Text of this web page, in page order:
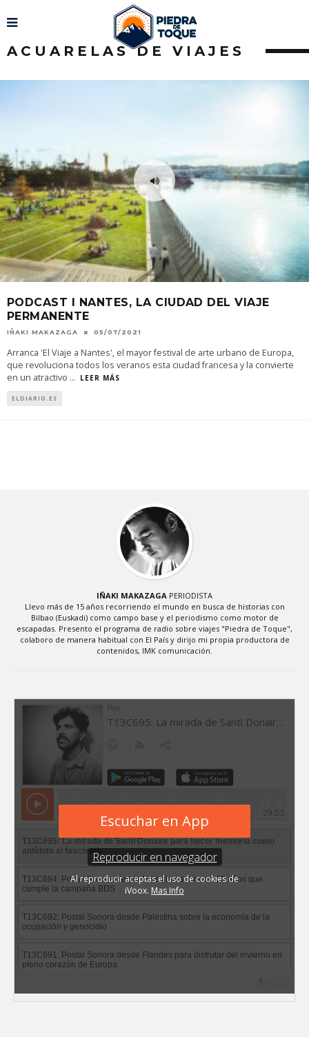
ACUARELAS DE VIAJES
PODCAST I NANTES, LA CIUDAD DEL VIAJE
PERMANENTE
IÑAKI MAKAZAGA 05/07/2021
Arranca 'El Viaje a Nantes', el mayor festival de arte urbano de Europa,
que revoluciona todos los veranos esta ciudad francesa y la convierte
en un atractivo ... LEER MÁS
ELDIARIO.ES
IÑAKI MAKAZAGA PERIODISTA
Llevo más de 15 años recorriendo el mundo en busca de historias con
Bilbao (Euskadi) como campo base y el periodismo como motor de
escapadas. Presento el programa de radio sobre viajes "Piedra de Toque",
colaboro de manera habitual con El País y dirijo mi propia productora de
contenidos, IMK comunicación.